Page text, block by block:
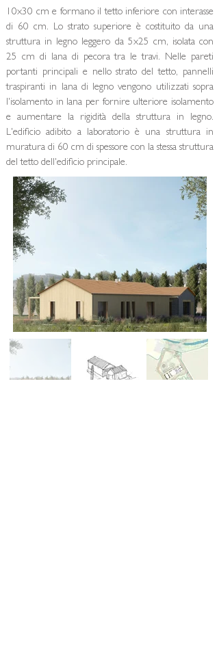
10x30 cm e formano il tetto inferiore con interasse
di 60 cm. Lo strato superiore è costituito da una
struttura in legno leggero da 5x25 cm, isolata con
25 cm di lana di pecora tra le travi. Nelle pareti
portanti principali e nello strato del tetto, pannelli
traspiranti in lana di legno vengono utilizzati sopra
l'isolamento in lana per fornire ulteriore isolamento
e aumentare la rigidità della struttura in legno.
L'edificio adibito a laboratorio è una struttura in
muratura di 60 cm di spessore con la stessa struttura
del tetto dell'edificio principale.